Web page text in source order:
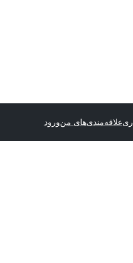
علاقه‌مندی‌های منورود